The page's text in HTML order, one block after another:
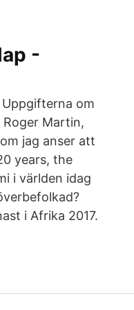
-
om
Martin,
jag anser att
years, the
i världen idag
i Afrika 2017.